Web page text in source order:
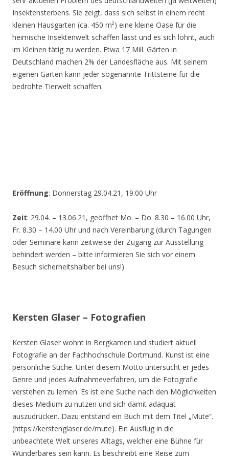
Insektensterbens. Sie zeigt, dass sich selbst in einem recht
kleinen Hausgarten (ca. 450 m²) eine kleine Oase für die
heimische Insektenwelt schaffen lässt und es sich lohnt, auch
im Kleinen tätig zu werden. Etwa 17 Mill. Gärten in
Deutschland machen 2% der Landesfläche aus. Mit seinem
eigenen Garten kann jeder sogenannte Trittsteine für die
bedrohte Tierwelt schaffen.
Eröffnung: Donnerstag 29.04.21, 19.00 Uhr
Zeit: 29.04. – 13.06.21, geöffnet Mo. – Do. 8.30 – 16.00 Uhr,
Fr. 8.30 – 14.00 Uhr und nach Vereinbarung (durch Tagungen
oder Seminare kann zeitweise der Zugang zur Ausstellung
behindert werden – bitte informieren Sie sich vor einem
Besuch sicherheitshalber bei uns!)
Kersten Glaser – Fotografien
Kersten Glaser wohnt in Bergkamen und studiert aktuell
Fotografie an der Fachhochschule Dortmund. Kunst ist eine
persönliche Suche. Unter diesem Motto untersucht er jedes
Genre und jedes Aufnahmeverfahren, um die Fotografie
verstehen zu lernen. Es ist eine Suche nach den Möglichkeiten
dieses Medium zu nutzen und sich damit adäquat
auszudrücken. Dazu entstand ein Buch mit dem Titel „Mute“.
(https://kerstenglaser.de/mute). Ein Ausflug in die
unbeachtete Welt unseres Alltags, welcher eine Bühne für
Wunderbares sein kann. Es beschreibt eine Reise zum